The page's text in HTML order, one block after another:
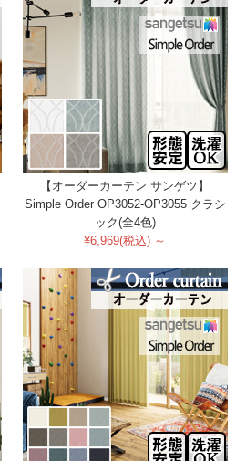
【オーダーカーテン サンゲツ】
Simple Order OP3052-OP3055 クラシ
ック(全4色)
¥6,969(税込) ～